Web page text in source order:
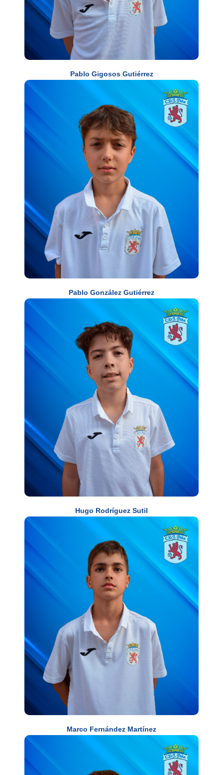
Pablo Gigosos Gutiérrez
Pablo González Gutiérrez
Hugo Rodríguez Sutil
Marco Fernández Martínez